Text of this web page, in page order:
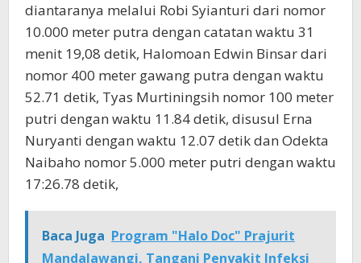
diantaranya melalui Robi Syianturi dari nomor
10.000 meter putra dengan catatan waktu 31
menit 19,08 detik, Halomoan Edwin Binsar dari
nomor 400 meter gawang putra dengan waktu
52.71 detik, Tyas Murtiningsih nomor 100 meter
putri dengan waktu 11.84 detik, disusul Erna
Nuryanti dengan waktu 12.07 detik dan Odekta
Naibaho nomor 5.000 meter putri dengan waktu
17:26.78 detik,
Baca Juga Program "Halo Doc" Prajurit
Mandalawangi, Tangani Penyakit Infeksi